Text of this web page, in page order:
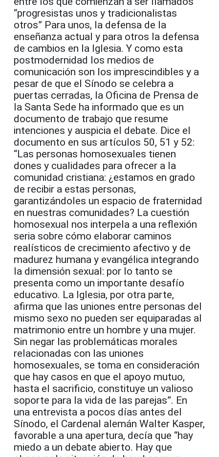
“progresistas unos y tradicionalistas
otros” Para unos, la defensa de la
enseñanza actual y para otros la defensa
de cambios en la Iglesia. Y como esta
postmodernidad los medios de
comunicación son los imprescindibles y a
pesar de que el Sínodo se celebra a
puertas cerradas, la Oficina de Prensa de
la Santa Sede ha informado que es un
documento de trabajo que resume
intenciones y auspicia el debate. Dice el
documento en sus artículos 50, 51 y 52:
“Las personas homosexuales tienen
dones y cualidades para ofrecer a la
comunidad cristiana: ¿estamos en grado
de recibir a estas personas,
garantizándoles un espacio de fraternidad
en nuestras comunidades? La cuestión
homosexual nos interpela a una reflexión
seria sobre cómo elaborar caminos
realísticos de crecimiento afectivo y de
madurez humana y evangélica integrando
la dimensión sexual: por lo tanto se
presenta como un importante desafío
educativo. La Iglesia, por otra parte,
afirma que las uniones entre personas del
mismo sexo no pueden ser equiparadas al
matrimonio entre un hombre y una mujer.
Sin negar las problemáticas morales
relacionadas con las uniones
homosexuales, se toma en consideración
que hay casos en que el apoyo mutuo,
hasta el sacrificio, constituye un valioso
soporte para la vida de las parejas”. En
una entrevista a pocos días antes del
Sínodo, el Cardenal alemán Walter Kasper,
favorable a una apertura, decía que “hay
miedo a un debate abierto. Hay que